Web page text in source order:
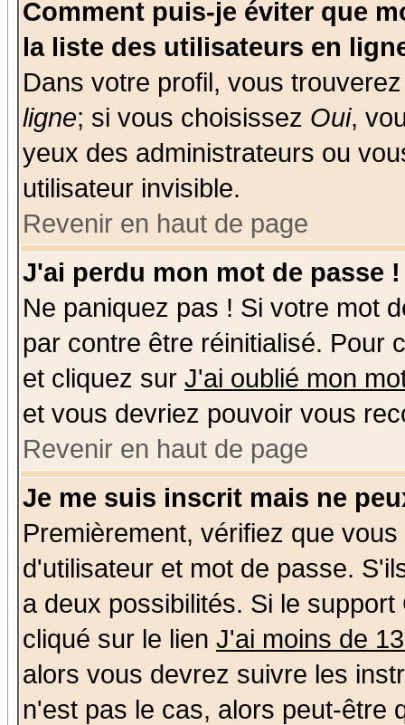
Comment puis-je éviter que
la liste des utilisateurs en
Dans votre profil, vous
ligne; si vous choisissez Oui,
yeux des administrateurs ou
utilisateur invisible.
Revenir en haut de page
J'ai perdu mon mot de passe !
Ne paniquez pas ! Si votre mot
par contre être réinitialisé. Pour
et cliquez sur J'ai oublié mon
et vous devriez pouvoir vous
Revenir en haut de page
Je me suis inscrit mais ne
Premièrement, vérifiez que
d'utilisateur et mot de passe.
a deux possibilités. Si le
cliqué sur le lien J'ai moins de
alors vous devrez suivre les
n'est pas le cas, alors peut-être